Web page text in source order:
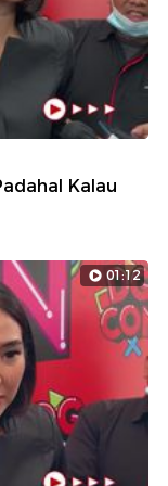
Kalau
01:12